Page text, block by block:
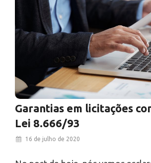
Garantias em licitações
Lei 8.666/93
16 de julho de 2020